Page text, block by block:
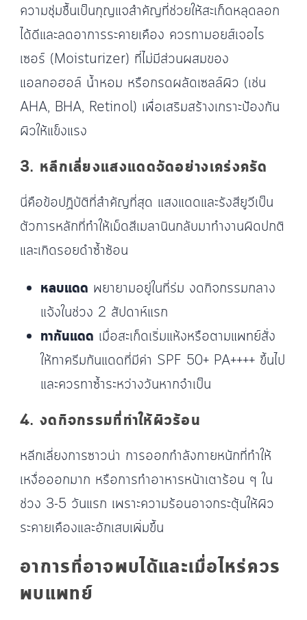
ความชุ่มชื้นเป็นกุญแจสำคัญที่ช่วยให้สะเก็ดหลุดลอก
ได้ดีและลดอาการระคายเคือง ควรทามอยส์เจอไร
เซอร์ (Moisturizer) ที่ไม่มีส่วนผสมของ
แอลกอฮอล์ น้ำหอม หรือกรดผลัดเซลล์ผิว (เช่น
AHA, BHA, Retinol) เพื่อเสริมสร้างเกราะป้องกัน
ผิวให้แข็งแรง
3. หลีกเลี่ยงแสงแดดจัดอย่างเคร่งครัด
นี่คือข้อปฏิบัติที่สำคัญที่สุด แสงแดดและรังสียูวีเป็น
ตัวการหลักที่ทำให้เม็ดสีเมลานินกลับมาทำงานผิดปกติ
และเกิดรอยดำซ้ำซ้อน
หลบแดด พยายามอยู่ในที่ร่ม งดกิจกรรมกลาง
แจ้งในช่วง 2 สัปดาห์แรก
ทากันแดด เมื่อสะเก็ดเริ่มแห้งหรือตามแพทย์สั่ง
ให้ทาครีมกันแดดที่มีค่า SPF 50+ PA++++ ขึ้นไป
และควรทาซ้ำระหว่างวันหากจำเป็น
4. งดกิจกรรมที่ทำให้ผิวร้อน
หลีกเลี่ยงการซาวน่า การออกกำลังกายหนักที่ทำให้
เหงื่อออกมาก หรือการทำอาหารหน้าเตาร้อน ๆ ใน
ช่วง 3-5 วันแรก เพราะความร้อนอาจกระตุ้นให้ผิว
ระคายเคืองและอักเสบเพิ่มขึ้น
อาการที่อาจพบได้และเมื่อไหร่ควร
พบแพทย์